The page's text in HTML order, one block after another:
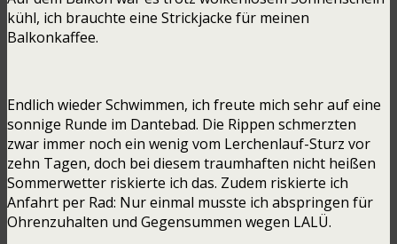
kühl, ich brauchte eine Strickjacke für meinen
Balkonkaffee.
Endlich wieder Schwimmen, ich freute mich sehr auf eine
sonnige Runde im Dantebad. Die Rippen schmerzten
zwar immer noch ein wenig vom Lerchenlauf-Sturz vor
zehn Tagen, doch bei diesem traumhaften nicht heißen
Sommerwetter riskierte ich das. Zudem riskierte ich
Anfahrt per Rad: Nur einmal musste ich abspringen für
Ohrenzuhalten und Gegensummen wegen LALÜ.